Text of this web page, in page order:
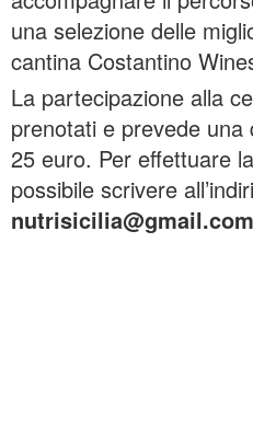
una selezione delle
cantina Costantino
La partecipazione alla
prenotati e prevede
25 euro. Per effettuare
possibile scrivere
nutrisicilia@gmail.com